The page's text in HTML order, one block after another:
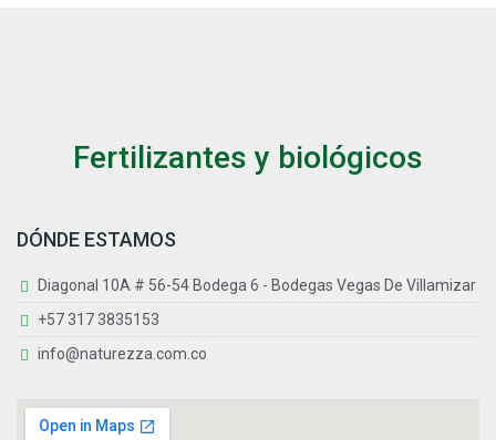
Fertilizantes y biológicos
DÓNDE ESTAMOS
Diagonal 10A # 56-54 Bodega 6 - Bodegas Vegas De Villamizar
+57 317 3835153
info@naturezza.com.co